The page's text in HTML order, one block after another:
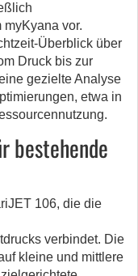
myKyana vor.
Überblick über
Druck bis zur
gezielte Analyse
etwa in
bestehende
106, die die
verbindet. Die
kleine und mittlere